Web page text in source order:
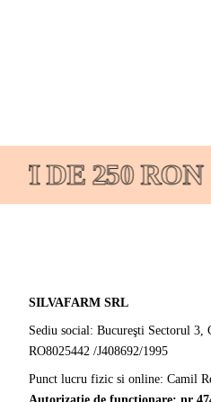
DE 250 RON
SILVAFARM SRL
Sediu social: Bucureşti Sectorul
RO8025442 /J408692/1995
Punct lucru fizic si online: Camil